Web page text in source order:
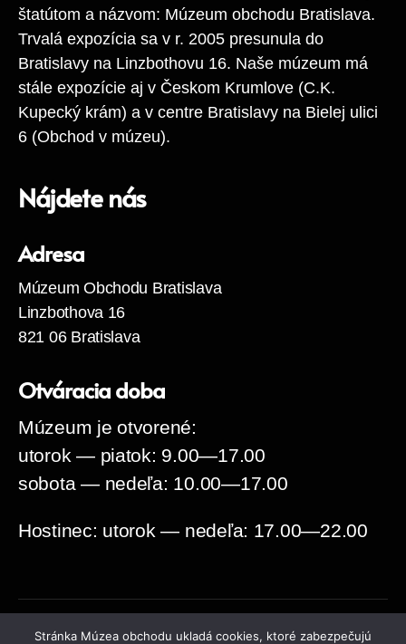
štatútom a názvom: Múzeum obchodu Bratislava.
Trvalá expozícia sa v r. 2005 presunula do
Bratislavy na Linzbothovu 16. Naše múzeum má
stále expozície aj v Českom Krumlove (C.K.
Kupecký krám) a v centre Bratislavy na Bielej ulici
6 (Obchod v múzeu).
Nájdete nás
Adresa
Múzeum Obchodu Bratislava
Linzbothova 16
821 06 Bratislava
Otváracia doba
Múzeum je otvorené:
utorok — piatok: 9.00—17.00
sobota — nedeľa: 10.00—17.00
Hostinec: utorok — nedeľa: 17.00—22.00
Stránka Múzea obchodu ukladá cookies, ktoré zabezpečujú